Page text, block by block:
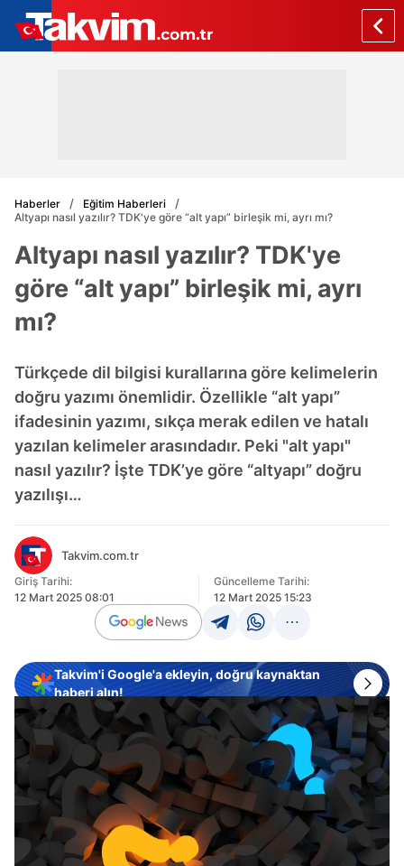
Haberler
Eğitim Haberleri
Altyapı nasıl yazılır? TDK'ye göre “alt yapı” birleşik mi, ayrı mı?
Altyapı nasıl yazılır? TDK'ye
göre “alt yapı” birleşik mi, ayrı
mı?
Türkçede dil bilgisi kurallarına göre kelimelerin
doğru yazımı önemlidir. Özellikle “alt yapı”
ifadesinin yazımı, sıkça merak edilen ve hatalı
yazılan kelimeler arasındadır. Peki "alt yapı"
nasıl yazılır? İşte TDK’ye göre “altyapı” doğru
yazılışı…
Takvim.com.tr
Giriş Tarihi:
12 Mart 2025 08:01
Güncelleme Tarihi:
12 Mart 2025 15:23
Takvim'i Google'a ekleyin, doğru kaynaktan
haberi alın!